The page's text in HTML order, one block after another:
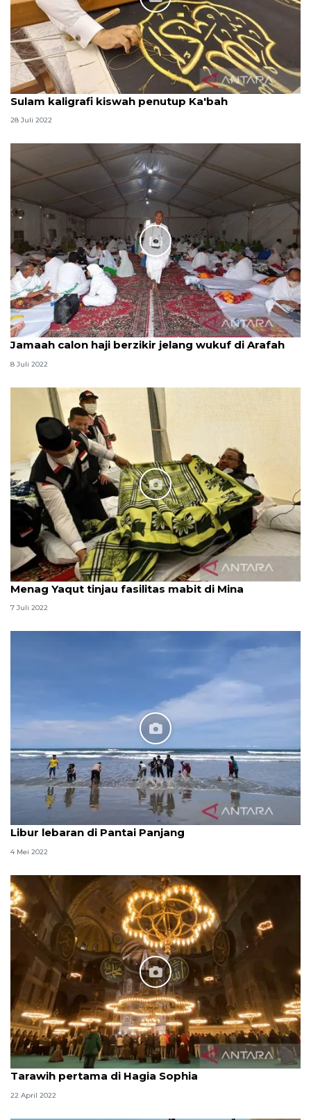
Sulam kaligrafi kiswah penutup Ka'bah
28 Juli 2022
Jamaah calon haji berzikir jelang wukuf di Arafah
8 Juli 2022
Menag Yaqut tinjau fasilitas mabit di Mina
7 Juli 2022
Libur lebaran di Pantai Panjang
4 Mei 2022
Tarawih pertama di Hagia Sophia
22 April 2022